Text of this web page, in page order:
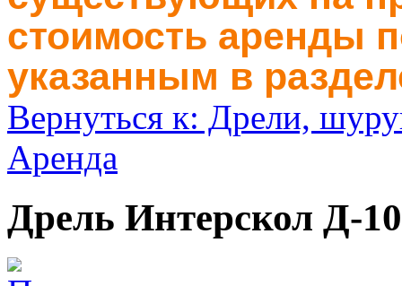
стоимость аренды
указанным в
Вернуться к: Дрели,
Аренда
Дрель Интерскол Д-